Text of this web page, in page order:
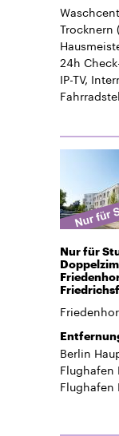
Trocknern
24h
IP-TV,
Nur für
Berlin
Flughafen
Flughafen